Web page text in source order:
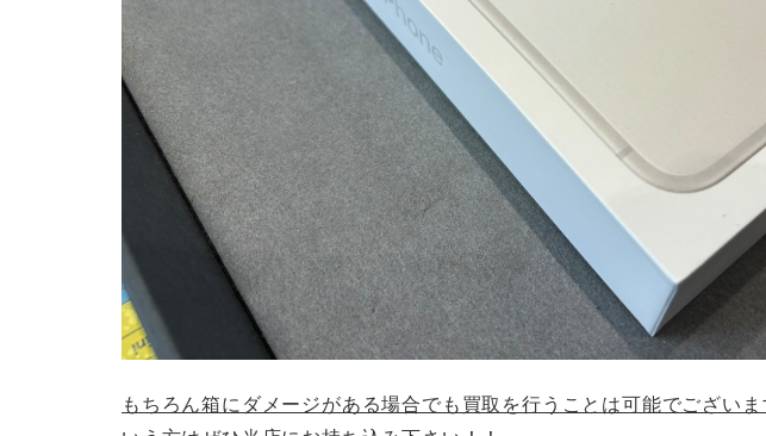
もちろん箱にダメージがある場合でも買取を行うことは可能でございま